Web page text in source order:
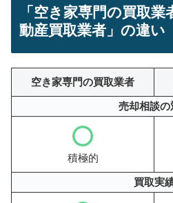
「空き家専門の買取
動産買取業者」の違い
空き家専門の買取業者
売却相談の
積極的
買取実